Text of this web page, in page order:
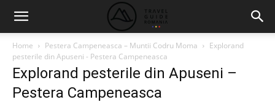
Home Pestera Campeneasca – Muntii Codru Moma
Explorand
pesterile din Apuseni - Pestera Campeneasca
Explorand pesterile din Apuseni –
Pestera Campeneasca